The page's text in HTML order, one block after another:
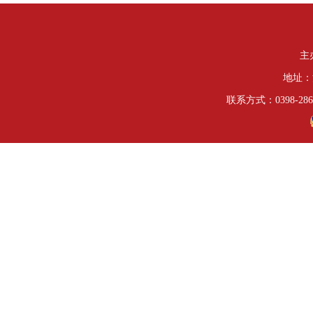
主
地址
联系方式：0398-